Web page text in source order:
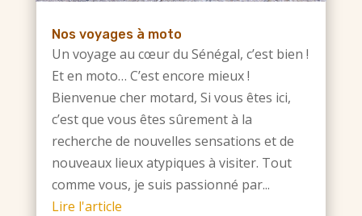
Nos voyages à moto
Un voyage au cœur du Sénégal, c’est bien !
Et en moto… C’est encore mieux !
Bienvenue cher motard, Si vous êtes ici,
c’est que vous êtes sûrement à la
recherche de nouvelles sensations et de
nouveaux lieux atypiques à visiter. Tout
comme vous, je suis passionné par...
Lire l'article